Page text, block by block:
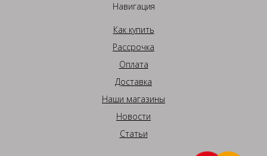
Навигация
Как купить
Рассрочка
Оплата
Доставка
Наши магазины
Новости
Статьи